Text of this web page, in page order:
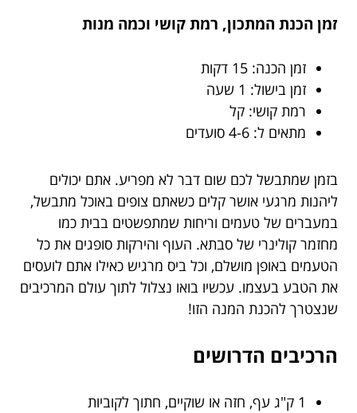
זמן הכנת המתכון, רמת קושי וכמה מנות
זמן הכנה: 15 דקות
זמן בישול: 1 שעה
רמת קושי: קל
מתאים ל: 4-6 סועדים
בזמן שמתבשל לכם שום דבר לא מפריע. אתם יכולים
ליהנות מרגעי אושר קלים כשאתם צופים באוכל מתבשל,
במעברים של טעמים וריחות שמתפשטים בבית כמו
מחזמר קולינרי של סבתא. העוף והירקות סופגים את כל
הטעמים באופן מושלם, וכל ביס מרגיש כאילו אתם לועסים
את הטבע בעצמו. עכשיו בואו נצלול לתוך עולם המרכיבים
שנצטרך להכנת המנה הזו!
הרכיבים הדרושים
1 ק"ג עף, חזה או שוקיים, חתוך לקוביות